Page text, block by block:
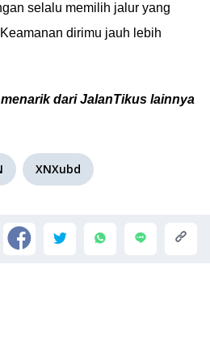
selalu memilih jalur yang
dirimu jauh lebih
dari JalanTikus lainnya
XNXubd